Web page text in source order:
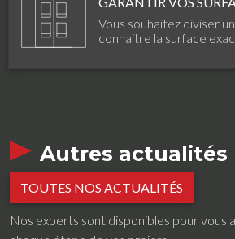
Vous souhaitez diviser
connaitre la surface
Autres actualités
TOUTES NOS ACTUALITÉS
Nos experts sont disponibles pour vous